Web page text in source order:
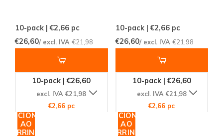
10-pack | €2,66 pc
€26,60/ excl. IVA €21,98
10-pack | €26,60
excl. IVA €21,98
€2,66 pc
ADICIONAR
AO
CARRINHO
10-pack | €2,66pc
€26,60/ excl. IVA €21,98
10-pack | €26,60
excl. IVA €21,98
€2,66 pc
ADICIONAR
AO
CARRINHO